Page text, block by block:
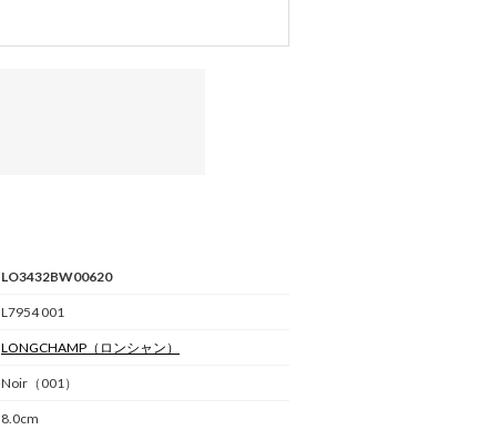
LO3432BW00620
L7954 001
LONGCHAMP （ロンシャン）
Noir（001）
8.0cm